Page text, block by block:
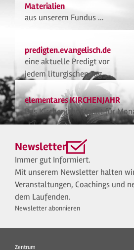
Materialien
aus unserem Fundus …
predigten.evangelisch.de
eine aktuelle Predigt vor
jedem liturgischen Tag
elementares KIRCHENJAHR
Das Kirchenjahr Monat für
Newsletter
Immer gut Informiert.
Mit unserem Newsletter halten
Veranstaltungen, Coachings und
dem Laufenden.
Newsletter abonnieren
Zentrum